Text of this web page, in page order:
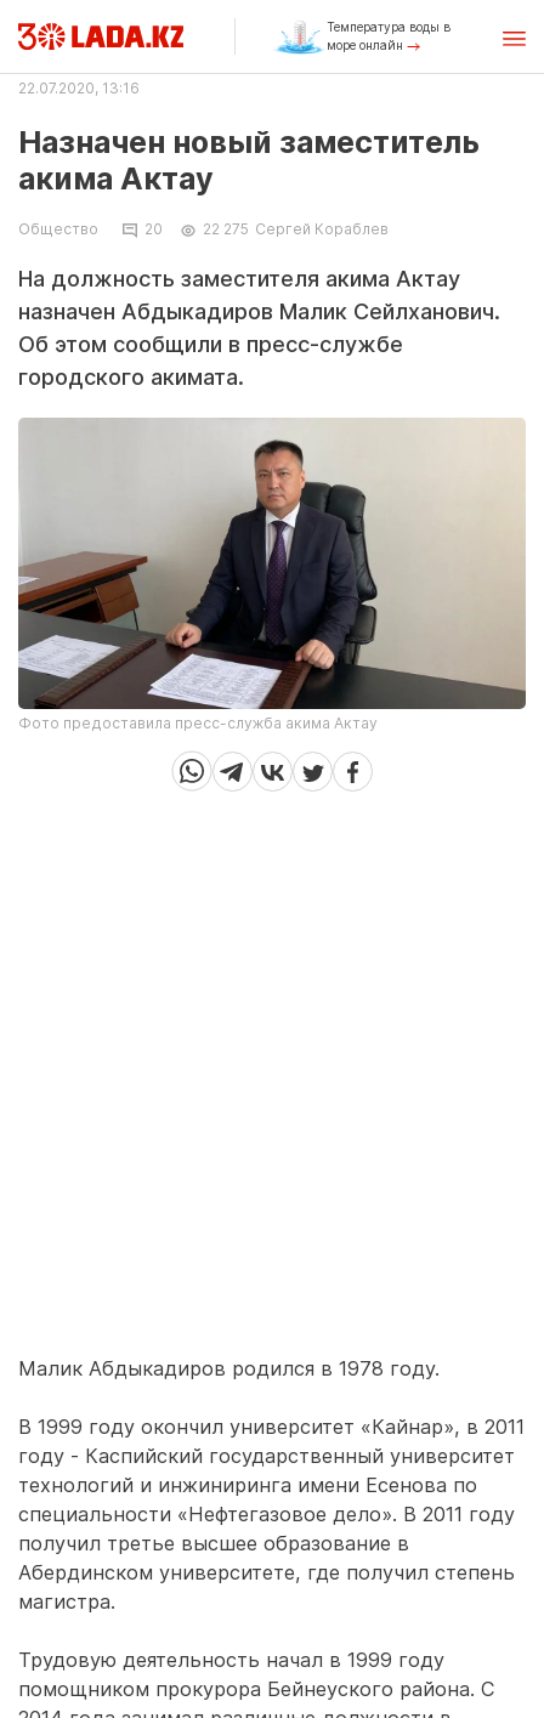
Температура воды в
море онлайн
22.07.2020, 13:16
Назначен новый заместитель
акима Актау
Общество 20 22 275 Сергей Кораблев
На должность заместителя акима Актау
назначен Абдыкадиров Малик Сейлханович.
Об этом сообщили в пресс-службе
городского акимата.
Фото предоставила пресс-служба акима Актау
Малик Абдыкадиров родился в 1978 году.
В 1999 году окончил университет «Кайнар», в 2011
году - Каспийский государственный университет
технологий и инжиниринга имени Есенова по
специальности «Нефтегазовое дело». В 2011 году
получил третье высшее образование в
Абердинском университете, где получил степень
магистра.
Трудовую деятельность начал в 1999 году
помощником прокурора Бейнеуского района. С